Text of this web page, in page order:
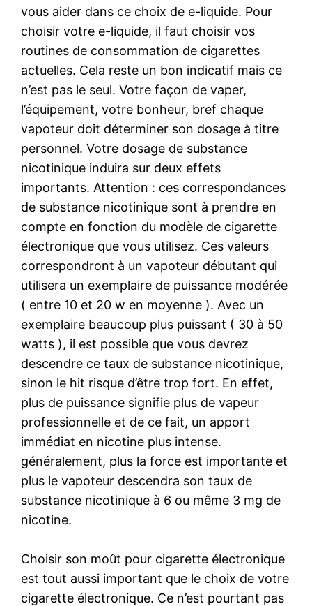
vous aider dans ce choix de e-liquide. Pour
choisir votre e-liquide, il faut choisir vos
routines de consommation de cigarettes
actuelles. Cela reste un bon indicatif mais ce
n’est pas le seul. Votre façon de vaper,
l’équipement, votre bonheur, bref chaque
vapoteur doit déterminer son dosage à titre
personnel. Votre dosage de substance
nicotinique induira sur deux effets
importants. Attention : ces correspondances
de substance nicotinique sont à prendre en
compte en fonction du modèle de cigarette
électronique que vous utilisez. Ces valeurs
correspondront à un vapoteur débutant qui
utilisera un exemplaire de puissance modérée
( entre 10 et 20 w en moyenne ). Avec un
exemplaire beaucoup plus puissant ( 30 à 50
watts ), il est possible que vous devrez
descendre ce taux de substance nicotinique,
sinon le hit risque d’être trop fort. En effet,
plus de puissance signifie plus de vapeur
professionnelle et de ce fait, un apport
immédiat en nicotine plus intense.
généralement, plus la force est importante et
plus le vapoteur descendra son taux de
substance nicotinique à 6 ou même 3 mg de
nicotine.
Choisir son moût pour cigarette électronique
est tout aussi important que le choix de votre
cigarette électronique. Ce n’est pourtant pas